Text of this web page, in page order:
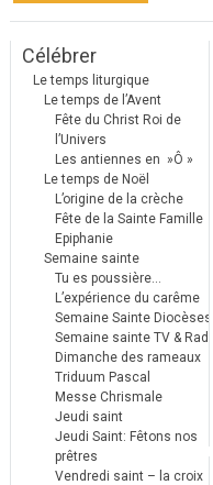
Célébrer
Le temps liturgique
Le temps de l’Avent
Fête du Christ Roi de
l’Univers
Les antiennes en »Ô »
Le temps de Noël
L’origine de la crèche
Fête de la Sainte Famille
Epiphanie
Semaine sainte
Tu es poussière…
L’expérience du carême
Semaine Sainte Diocèses
Semaine sainte TV & Radio
Dimanche des rameaux
Triduum Pascal
Messe Chrismale
Jeudi saint
Jeudi Saint: Fêtons nos
prêtres
Vendredi saint – la croix